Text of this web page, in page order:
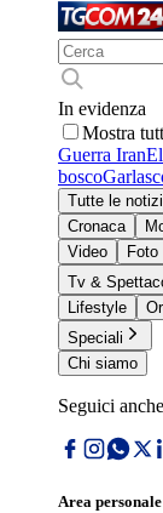
In evidenza
Mostra
Guerra Iran
bosco
Tutte le
Cronaca
Video
Foto
Tv &
Lifestyle
Speciali
Chi siamo
Seguici
Area personale